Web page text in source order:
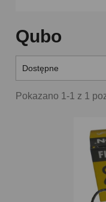
Qubo
Dostępne
Pokazano 1-1 z 1